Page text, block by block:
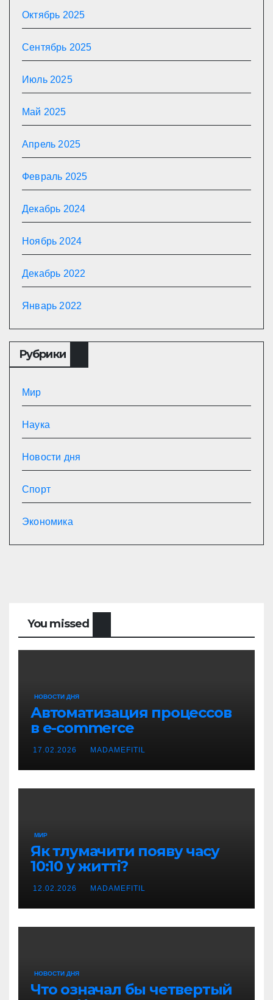
Октябрь 2025
Сентябрь 2025
Июль 2025
Май 2025
Апрель 2025
Февраль 2025
Декабрь 2024
Ноябрь 2024
Декабрь 2022
Январь 2022
Рубрики
Мир
Наука
Новости дня
Спорт
Экономика
You missed
НОВОСТИ ДНЯ
Автоматизация процессов
в e-commerce
17.02.2026 MADAMEFITIL
МИР
Як тлумачити появу часу
10:10 у житті?
12.02.2026 MADAMEFITIL
НОВОСТИ ДНЯ
Что означал бы четвертый